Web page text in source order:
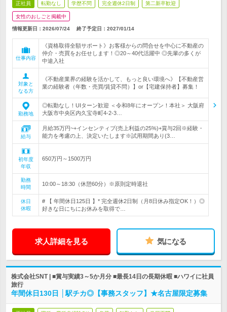
正社員 転勤なし 学歴不問 完全週休2日制 第二新卒歓迎
女性のおしごと掲載中
情報更新日：2026/07/24 終了予定日： 2027/01/14
仕事内容
《資格取得全額サポート》お客様からの問合せを中心に不動産の
仲介・売買をお任せします！◎20～40代活躍中 ◎先輩の多くが
中途入社
対象と
なる方
《不動産業界の経験を活かして、もっと良い環境へ》【不動産営
業の経験者（年数・売買/賃貸不問）】or【宅建保持者】募集！
勤務地
◎転勤なし！UIターン歓迎 ＜令和8年にオープン！本社＞ 大阪府
大阪市中央区内久宝寺町4-2-3…
給与
月給35万円~+インセンティブ(売上利益の25%)+賞与2回※経験・
能力を考慮の上、決定いたします※試用期間あり(3…
初年度
年収
650万円～1500万円
勤務
時間
10:00～18:30（休憩60分）※原則定時退社
休日
休暇
# 【 年間休日125日 】* 完全週休2日制（月8日休み指定OK！）◎
好きな日にちにお休みを取得で…
求人詳細を見る 気になる
株式会社SNT | ■賞与実績3～5か月分 ■最長14日の長期休暇 ■ハワイに社員
旅行
年間休日130日 │駅チカ◎【事務スタッフ】★名古屋限定募集